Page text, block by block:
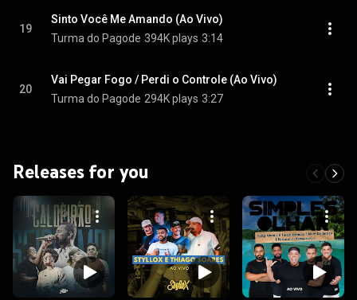
19
Sinto Você Me Amando (Ao Vivo)
Turma do Pagode 394K plays 3:14
20
Vai Pegar Fogo / Perdi o Controle (Ao Vivo)
Turma do Pagode 294K plays 3:27
Releases for you